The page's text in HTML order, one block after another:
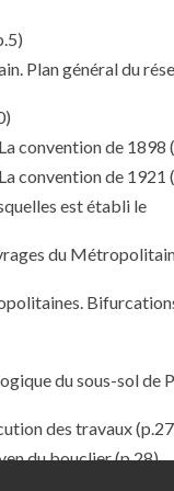
Plan général du
convention de 1898
convention de 1921
est établi le
du
du sous-sol de
des travaux
du bouclier(p.28)